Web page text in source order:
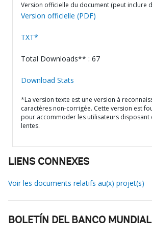
Version officielle du document (peut inclure
Version officielle (PDF)
TXT*
Total Downloads** : 67
Download Stats
*La version texte est une version à
caractères non-corrigée. Cette version est
pour accommoder les utilisateurs disposant
lentes.
LIENS CONNEXES
Voir les documents relatifs au(x) projet(s)
BOLETÍN DEL BANCO MUNDIAL